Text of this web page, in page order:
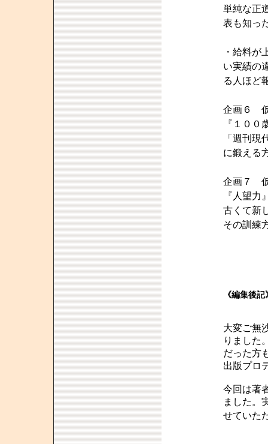
単純な正
表も知っ
・給料が
い実績の
る人ほど
企画６
『１０
「週刊現
に鍛える
企画７
『人望力
古くて新
その訓練
《編集後記
大変ご無
りました
だった方
出版プロ
今回は著
ました。
せていた